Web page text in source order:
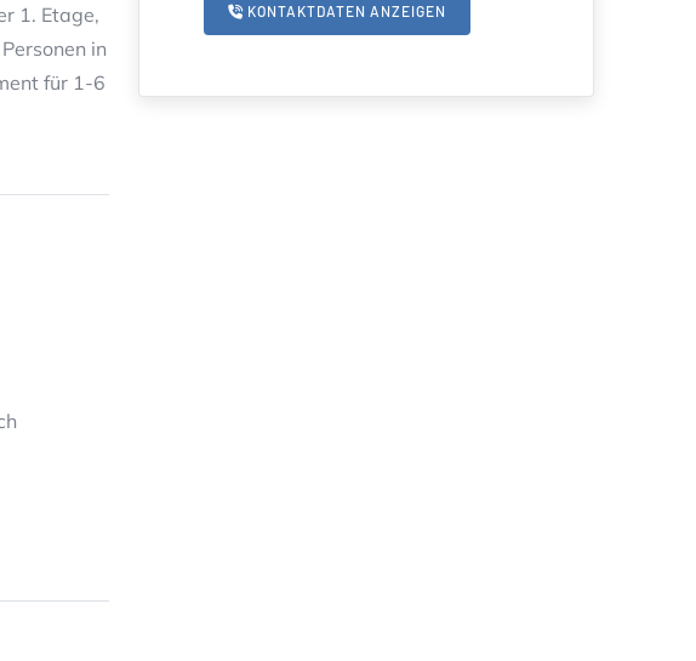
1. Etage,
in
für 1-6
KONTAKTDATEN ANZEIGEN